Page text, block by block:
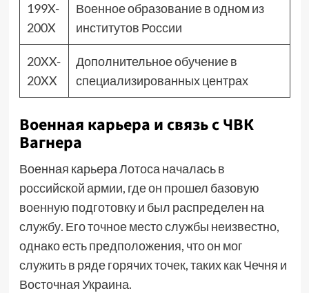
199X-
200X
Военное образование в одном из
институтов России
20XX-
20XX
Дополнительное обучение в
специализированных центрах
Военная карьера и связь с ЧВК
Вагнера
Военная карьера Лотоса началась в
российской армии, где он прошел базовую
военную подготовку и был распределен на
службу. Его точное место службы неизвестно,
однако есть предположения, что он мог
служить в ряде горячих точек, таких как Чечня и
Восточная Украина.